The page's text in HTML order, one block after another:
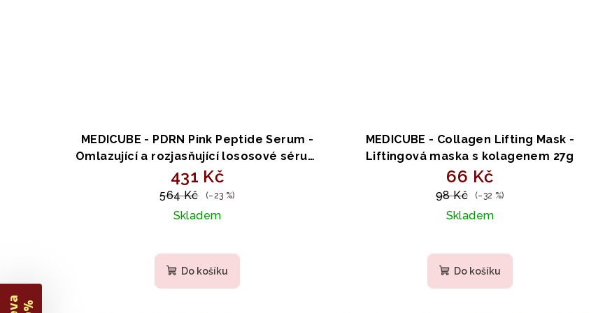
MEDICUBE - PDRN Pink Peptide Serum -
Omlazující a rozjasňující lososové sérum
30ml
431 Kč
564 Kč (–23 %)
Skladem
hodnocení
produktu
je
Do košíku
MEDICUBE - Collagen Lifting Mask -
Liftingová maska s kolagenem 27g
66 Kč
98 Kč (–32 %)
Skladem
hodnocení
produktu
je
Do košíku